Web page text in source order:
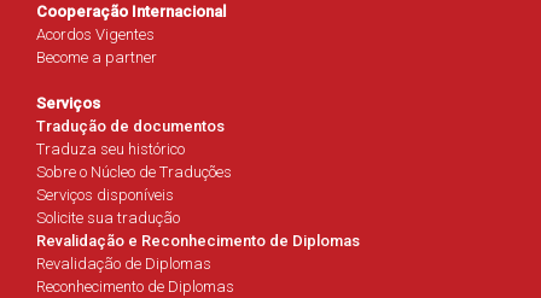
Cooperação Internacional
Acordos Vigentes
Become a partner
Serviços
Tradução de documentos
Traduza seu histórico
Sobre o Núcleo de Traduções
Serviços disponíveis
Solicite sua tradução
Revalidação e Reconhecimento de Diplomas
Revalidação de Diplomas
Reconhecimento de Diplomas